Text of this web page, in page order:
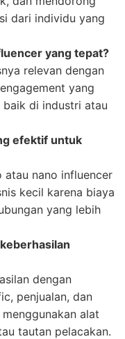
dari individu yang
yang tepat?
relevan dengan
yang
di industri atau
efektif untuk
atau nano influencer
kecil karena biaya
yang lebih
dengan
penjualan, dan
alat
tautan pelacakan.